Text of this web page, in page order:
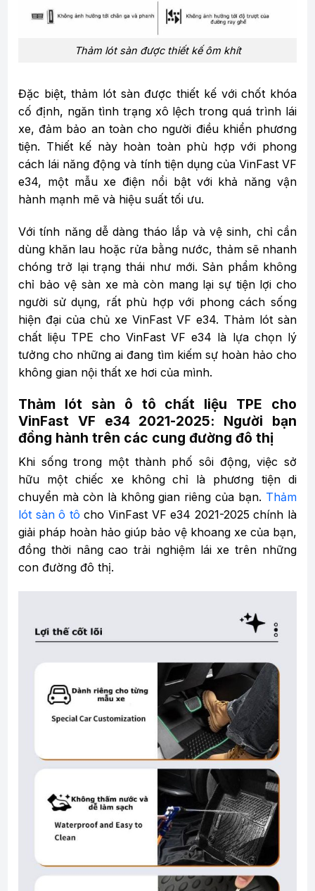
Thảm lót sàn được thiết kế ôm khít
Đặc biệt, thảm lót sàn được thiết kế với chốt khóa
cố định, ngăn tình trạng xô lệch trong quá trình lái
xe, đảm bảo an toàn cho người điều khiển phương
tiện. Thiết kế này hoàn toàn phù hợp với phong
cách lái năng động và tính tiện dụng của VinFast VF
e34, một mẫu xe điện nổi bật với khả năng vận
hành mạnh mẽ và hiệu suất tối ưu.
Với tính năng dễ dàng tháo lắp và vệ sinh, chỉ cần
dùng khăn lau hoặc rửa bằng nước, thảm sẽ nhanh
chóng trở lại trạng thái như mới. Sản phẩm không
chỉ bảo vệ sàn xe mà còn mang lại sự tiện lợi cho
người sử dụng, rất phù hợp với phong cách sống
hiện đại của chủ xe VinFast VF e34. Thảm lót sàn
chất liệu TPE cho VinFast VF e34 là lựa chọn lý
tưởng cho những ai đang tìm kiếm sự hoàn hảo cho
không gian nội thất xe hơi của mình.
Thảm lót sàn ô tô chất liệu TPE cho
VinFast VF e34 2021-2025: Người bạn
đồng hành trên các cung đường đô thị
Khi sống trong một thành phố sôi động, việc sở
hữu một chiếc xe không chỉ là phương tiện di
chuyển mà còn là không gian riêng của bạn. Thảm
lót sàn ô tô cho VinFast VF e34 2021-2025 chính là
giải pháp hoàn hảo giúp bảo vệ khoang xe của bạn,
đồng thời nâng cao trải nghiệm lái xe trên những
con đường đô thị.